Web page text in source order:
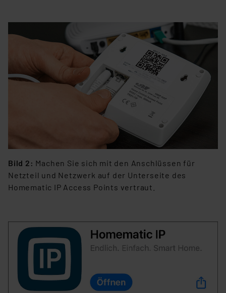
Bild 2: Machen Sie sich mit den Anschlüssen für
Netzteil und Netzwerk auf der Unterseite des
Homematic IP Access Points vertraut.